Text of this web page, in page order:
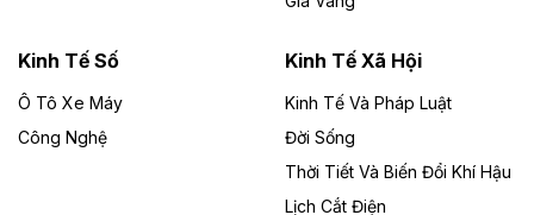
Đề xuất đầu tư 11.500 tỷ đồng xây dựng cao
Đông A dài khoảng 25,1 km được kỳ vọng sẽ tạo động
lực phát triển kinh tế - xã hội khu vực phía Nam đồng
Kinh Tế Số
Ô Tô Xe Máy
Công Nghệ
Kinh Tế Xã Hội
Kinh Tế Và Pháp Luật
Đời Sống
Thời Tiết Và Biến Đổi Khí Hậu
Lịch Cắt Điện